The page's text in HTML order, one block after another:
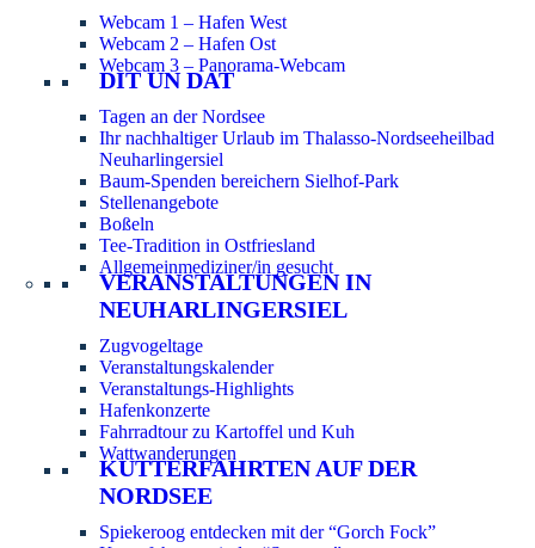
Webcam 1 – Hafen West
Webcam 2 – Hafen Ost
Webcam 3 – Panorama-Webcam
DIT UN DAT
Tagen an der Nordsee
Ihr nachhaltiger Urlaub im Thalasso-Nordseeheilbad
Neuharlingersiel
Baum-Spenden bereichern Sielhof-Park
Stellenangebote
Boßeln
Tee-Tradition in Ostfriesland
Allgemeinmediziner/in gesucht
VERANSTALTUNGEN IN
NEUHARLINGERSIEL
Zugvogeltage
Veranstaltungskalender
Veranstaltungs-Highlights
Hafenkonzerte
Fahrradtour zu Kartoffel und Kuh
Wattwanderungen
KUTTERFAHRTEN AUF DER
NORDSEE
Spiekeroog entdecken mit der “Gorch Fock”